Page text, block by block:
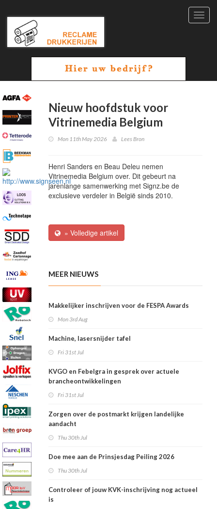
Nieuw hoofdstuk voor
Vitrinemedia Belgium
Mon 11th May 2026 Lees Bron
Henri Sanders en Beau Deleu nemen
Vitrinemedia Belgium over. Dit gebeurt na
jarenlange samenwerking met Signz.be de
exclusieve verdeler in België sinds 2010.
» Volledige artikel
MEER NIEUWS
Makkelijker inschrijven voor de FESPA Awards
Mon 3rd Aug
Machine, lasersnijder tafel
Fri 31st Jul
KVGO en Febelgra in gesprek over actuele
brancheontwikkelingen
Fri 31st Jul
Zorgen over de postmarkt krijgen landelijke
aandacht
Thu 30th Jul
Doe mee aan de Prinsjesdag Peiling 2026
Thu 30th Jul
Controleer of jouw KVK-inschrijving nog actueel
is